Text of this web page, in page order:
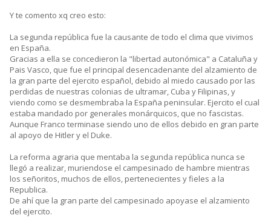
Y te comento xq creo esto:
La segunda república fue la causante de todo el clima que vivimos
en España.
Gracias a ella se concedieron la "libertad autonómica" a Cataluña y
Pais Vasco, que fue el principal desencadenante del alzamiento de
la gran parte del ejercito español, debido al miedo causado por las
perdidas de nuestras colonias de ultramar, Cuba y Filipinas, y
viendo como se desmembraba la España peninsular. Ejercito el cual
estaba mandado por generales monárquicos, que no fascistas.
Aunque Franco terminase siendo uno de ellos debido en gran parte
al apoyo de Hitler y el Duke.
La reforma agraria que mentaba la segunda república nunca se
llegó a realizar, muriendose el campesinado de hambre mientras
los señoritos, muchos de ellos, pertenecientes y fieles a la
Republica.
De ahí que la gran parte del campesinado apoyase el alzamiento
del ejercito.